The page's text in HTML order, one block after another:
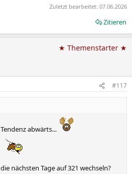
Zuletzt bearbeitet: 07.06.2026
Zitieren
★ Themenstarter ★
#117
abwärts...
nächsten Tage auf 321 wechseln?